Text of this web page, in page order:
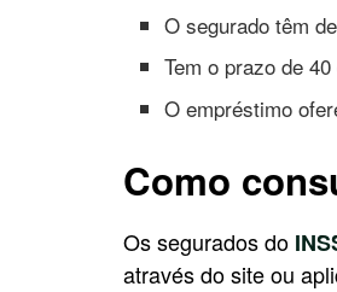
O segurado têm
Tem o prazo de
O empréstimo
Como
Os segurados do
através do site ou